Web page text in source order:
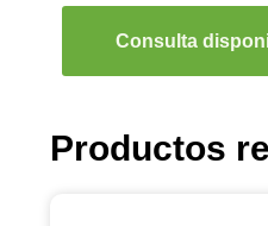
Consulta
Productos